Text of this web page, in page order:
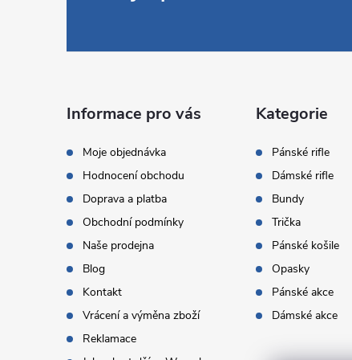
Informace pro vás
Moje objednávka
Hodnocení obchodu
Doprava a platba
Obchodní podmínky
Naše prodejna
Blog
Kontakt
Vrácení a výměna zboží
Reklamace
Kategorie
Pánské rifle
Dámské rifle
Bundy
Trička
Pánské košile
Opasky
Pánské akce
Dámské akce